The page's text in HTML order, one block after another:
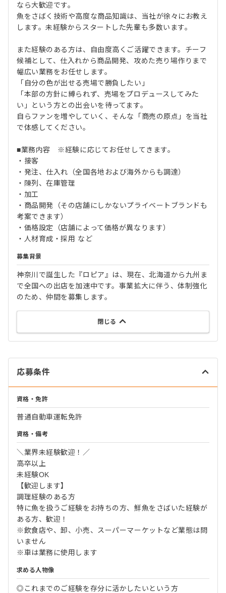
なら大歓迎です。
魚をさばく技術や高度な商品知識は、当社が徐々にお教え
します。未経験からスタートした先輩も多数います。
また経験のある方は、自由度高くご活躍できます。チーフ
候補として、仕入れから商品開発、攻めた売り場作りまで
幅広い業務をお任せします。
「自分の色が出せる売場で勝負したい」
「本部の方針に縛られず、売場をプロデュースしてみた
い」という方との出会いを待ってます。
自らファンを増やしていく、そんな「商売の原点」を当社
で体感してください。
■業務内容 ※経験に応じてお任せしてきます。
・接客
・発注、仕入れ（全国各地および海外からも調達）
・陳列、在庫管理
・加工
・商品開発（その店舗にしかないプライベートブランドも
考案できます）
・価格設定（店舗によって価格が異なります）
・人材育成・採用 など
募集背景
神奈川で誕生した『ロピア』は、現在、北海道から九州ま
で全国への出店を加速中です。事業拡大に伴う、体制強化
のため、仲間を募集します。
閉じる
応募条件
資格・免許
普通自動車運転免許
資格・備考
＼業界未経験歓迎！／
高卒以上
未経験OK
【歓迎します】
調理経験のある方
特に魚を扱うご経験をお持ちの方、鮮魚をさばいた経験が
ある方、歓迎！
※飲食店や、卸、小売、スーパーマーケットなど業態は問
いません
※車は業務に使用します
求める人物像
◎これまでのご経験を存分に活かしたいという方